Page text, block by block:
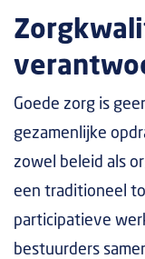
Goede zorg is
gezamenlijke
zowel beleid als
een traditioneel
participatieve
bestuurders